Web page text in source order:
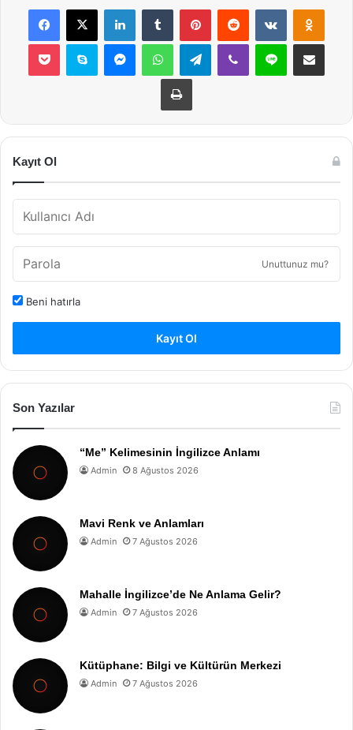
Facebook
X LinkedInTumblr PinterestReddit VKontakte
Pocket Skype MessengerWhatsAppTelegramViber Line E-Posta ile
Yazdır
Kayıt Ol
Unuttunuz mu?
Beni hatırla
Kayıt Ol
Son Yazılar
“Me” Kelimesinin İngilizce Anlamı
Admin 8 Ağustos 2026
Mavi Renk ve Anlamları
Admin 7 Ağustos 2026
Mahalle İngilizce’de Ne Anlama Gelir?
Admin 7 Ağustos 2026
Kütüphane: Bilgi ve Kültürün Merkezi
Admin 7 Ağustos 2026